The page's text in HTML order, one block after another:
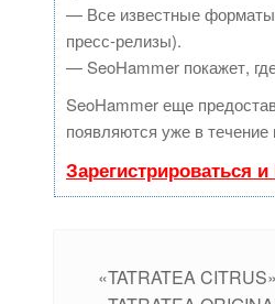
— Все известные форматы
пресс-релизы).
— SeoHammer покажет,
SeoHammer еще
появляются уже в
Зарегистрироваться
«TATRATEA